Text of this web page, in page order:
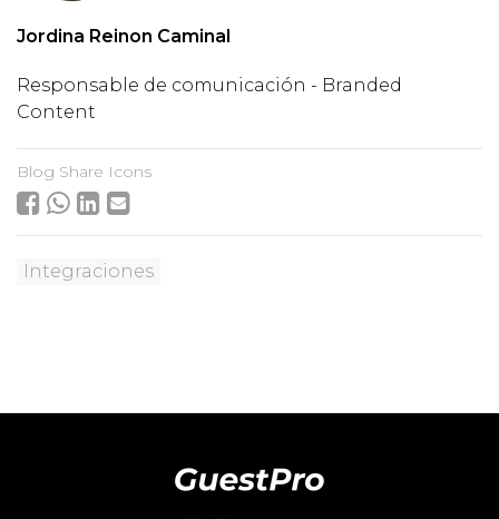
Jordina Reinon Caminal
Responsable de comunicación - Branded
Content
Blog Share Icons
Integraciones